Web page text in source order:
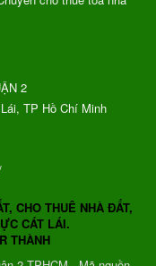
2
TP Hồ Chí Minh
CHO THUÊ NHÀ ĐẤT,
CÁT LÁI.
THÀNH